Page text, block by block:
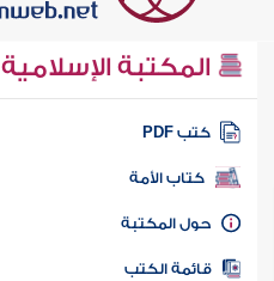
المكتبة الإسلامية
كتب PDF
كتاب الأمة
المكتبة